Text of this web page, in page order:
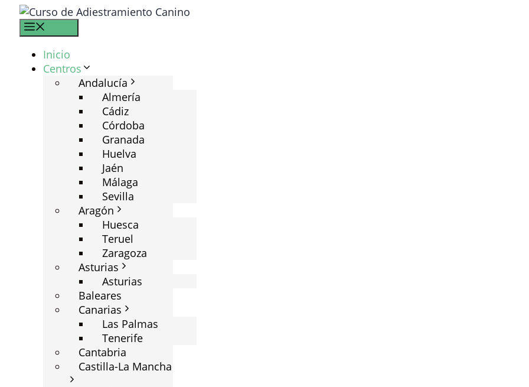
Saltar
contenido
Inicio
Centros
Andalucía
Almería
Cádiz
Córdoba
Granada
Huelva
Jaén
Málaga
Sevilla
Aragón
Huesca
Teruel
Zaragoza
Asturias
Asturias
Baleares
Canarias
Las Palmas
Tenerife
Cantabria
Castilla-La Mancha